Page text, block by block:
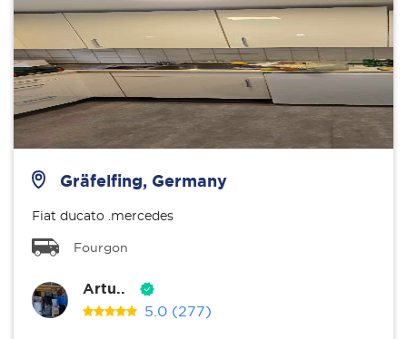
Gräfelfing, Germany
Fiat ducato .mercedes
Fourgon
Artu..
5.0 (277)